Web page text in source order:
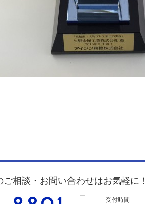
相談・お問い合わせはお気軽に！
受付時間